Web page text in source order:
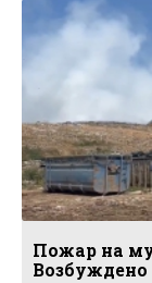
Пожар на
Возбуждено